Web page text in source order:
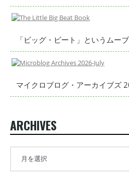
「ビッグ・ビート」というムー
マイクロブログ・アーカイブズ
ARCHIVES